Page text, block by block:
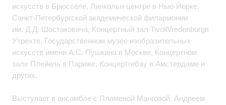
искусств в Брюсселе, Линкольн-центре в Нью-Йорке,
Санкт-Петербургской академической филармонии
им. Д.Д. Шостаковича, Концертный зал TivoliVredenburgв
Утрехте, Государственном музее изобразительных
искусств имени А.С. Пушкина в Москве, Концертном
зале Плейель в Париже, Концертгебау в Амстердаме и
других.
Выступает в ансамбле с Пламеной Манговой, Андреем